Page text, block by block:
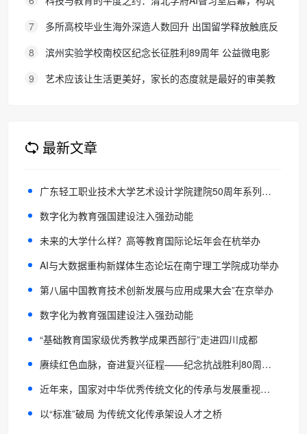
区域人才培养新生态
7
多所高校毕业生海外深造人数回升 出国留学释放触底反
弹信号
8
滨州实验学校南校区纪念长征胜利89周年 公益微电影
《被手机偷走的童年》巡映活动圆满收官
9
艺术应该让生活更美好，家长的态度就是最好的审美教
最新文章
广东轻工职业技术大学艺术设计学院建院50周年系列庆典活动成功举办
数字化为教育强国建设注入强劲动能
未来的大学什么样？高等教育国际论坛年会在杭举办
AI与大数据重构新媒体生态论坛在南宁理工学院成功举办
第八届中国教育技术创新发展与应用成果大会”在京举办
数字化为教育强国建设注入强劲动能
“基础教育国家级优秀教学成果西部行”走进四川成都
赓续红色血脉，奋进复兴征程——纪念抗战胜利80周年爱国主题知识竞答活动
近年来，国家对中华优秀传统文化的传承与发展重视程度显著提升，一系列相关政策相继出台，为传统文化教育注入了强劲动力，推动其迈入蓬勃发展的新阶段。中国人生科学学会传
以“标准”破局 为传统文化传承架设人才之桥